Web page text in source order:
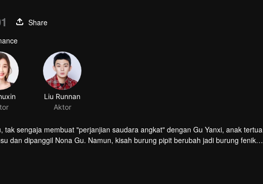
Share
sengaja membuat "perjanjian saudara angkat" dengan Gu Yanxi, anak tertua
dan dipanggil Nona Gu. Namun, kisah burung pipit berubah jadi burung feniks
Xiaowan hanya melihat intrik tipu muslihat dan anggota keluarga yang saling
Gu Ziqian yang baik hati dan selalu menemani Xiaowan. Tampaknya